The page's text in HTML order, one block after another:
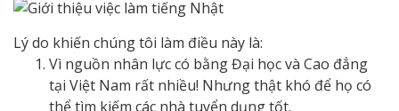
Lý do khiến chúng tôi làm điều này là:
Vì nguồn nhân lực có bằng Đại học và Cao đẳng
tại Việt Nam rất nhiều! Nhưng thật khó để họ có
thể tìm kiếm các nhà tuyển dụng tốt.